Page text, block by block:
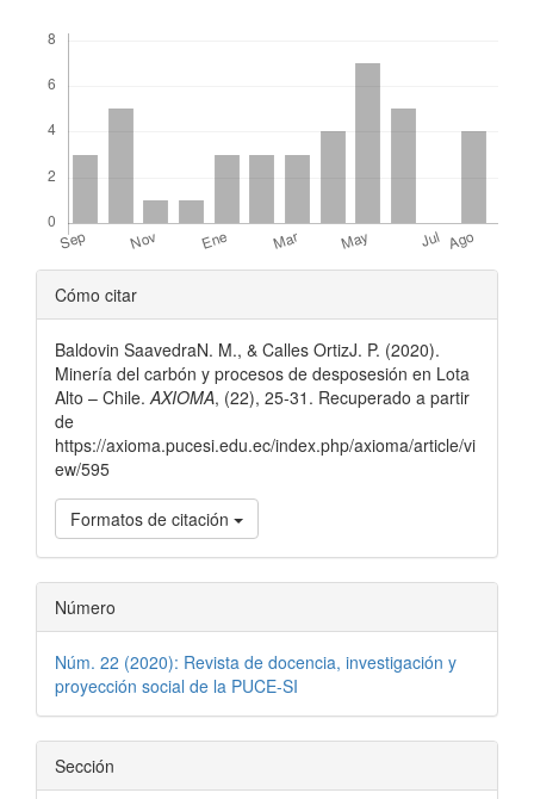
Detalles
del
artículo
Cómo citar
Baldovin SaavedraN. M., & Calles OrtizJ. P. (2020).
Minería del carbón y procesos de desposesión en Lota
Alto – Chile.AXIOMA, (22), 25-31. Recuperado a partir
de
https://axioma.pucesi.edu.ec/index.php/axioma/article/vi
ew/595
Formatos de citación
Número
Núm. 22 (2020): Revista de docencia, investigación y
proyección social de la PUCE-SI
Sección